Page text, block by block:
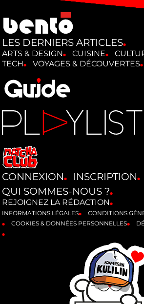
LES DERNIERS ARTICLES
ARTS & DESIGN CUISINE
TECH
VOYAGES & DÉCOUVERTES
CONNEXION
INSCRIPTION
QUI SOMMES-NOUS ?
REJOIGNEZ LA RÉDACTION
INFORMATIONS LÉGALES
CONDITIONS
COOKIES & DONNÉES PERSONNELLES